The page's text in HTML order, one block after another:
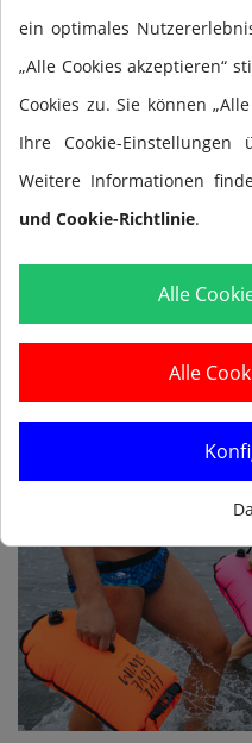
Grenzen mit
ein optimales
„Alle Cookies akzeptieren“
Cookies zu. Sie können
Ihre Cookie-Einstellungen
Weitere Informationen
und Cookie-Richtlinie.
Alle
Alle